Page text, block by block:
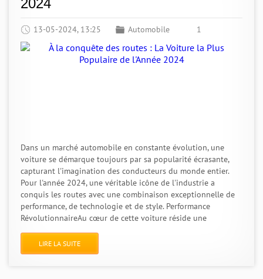
2024
13-05-2024, 13:25 Automobile 1
Dans un marché automobile en constante évolution, une
voiture se démarque toujours par sa popularité écrasante,
capturant l'imagination des conducteurs du monde entier.
Pour l'année 2024, une véritable icône de l'industrie a
conquis les routes avec une combinaison exceptionnelle de
performance, de technologie et de style. Performance
RévolutionnaireAu cœur de cette voiture réside une
LIRE LA SUITE